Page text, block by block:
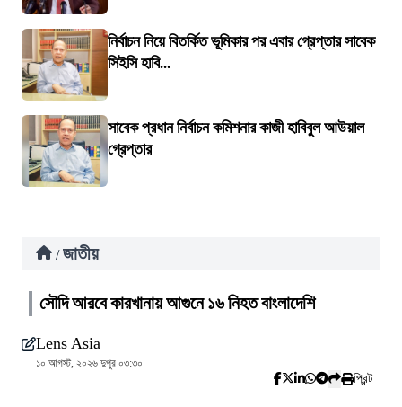
নির্বাচন নিয়ে বিতর্কিত ভূমিকার পর এবার গ্রেপ্তার সাবেক
সিইসি হাবি...
সাবেক প্রধান নির্বাচন কমিশনার কাজী হাবিবুল আউয়াল
গ্রেপ্তার
/ জাতীয়
সৌদি আরবে কারখানায় আগুনে ১৬ নিহত বাংলাদেশি
Lens Asia
১০ আগস্ট, ২০২৬ দুপুর ০৩:৩০
প্রিন্ট